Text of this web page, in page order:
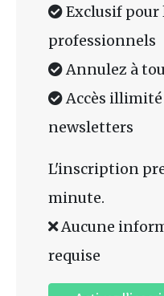
Exclusif pour
professionnels
Annulez à
Accès illimité
newsletters
L'inscription
minute.
Aucune
requise